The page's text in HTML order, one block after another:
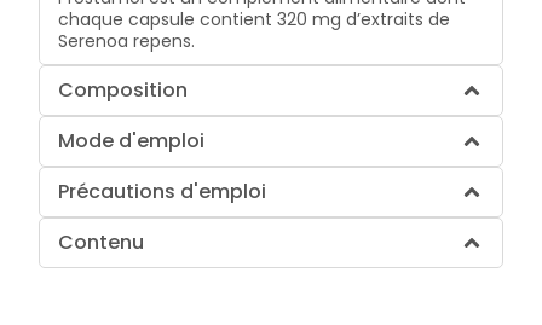
chaque capsule contient 320 mg d’extraits de
Serenoa repens.
Composition
Mode d'emploi
Précautions d'emploi
Contenu